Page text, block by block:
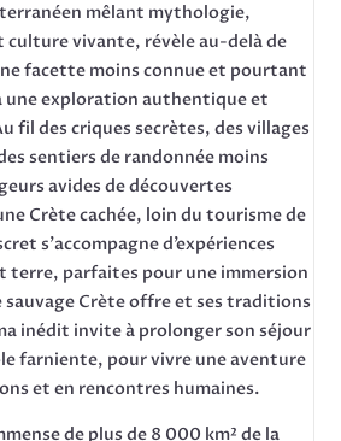
mêlant mythologie,
culture vivante, révèle au-delà de
facette moins connue et pourtant
une exploration authentique et
fil des criques secrètes, des villages
sentiers de randonnée moins
avides de découvertes
Crète cachée, loin du tourisme de
s’accompagne d’expériences
terre, parfaites pour une immersion
Crète offre et ses traditions
inédit invite à prolonger son séjour
farniente, pour vivre une aventure
et en rencontres humaines.
de plus de 8 000 km² de la